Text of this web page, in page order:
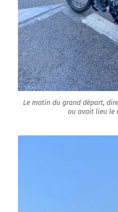
Le matin du grand départ,
ou avait lieu le